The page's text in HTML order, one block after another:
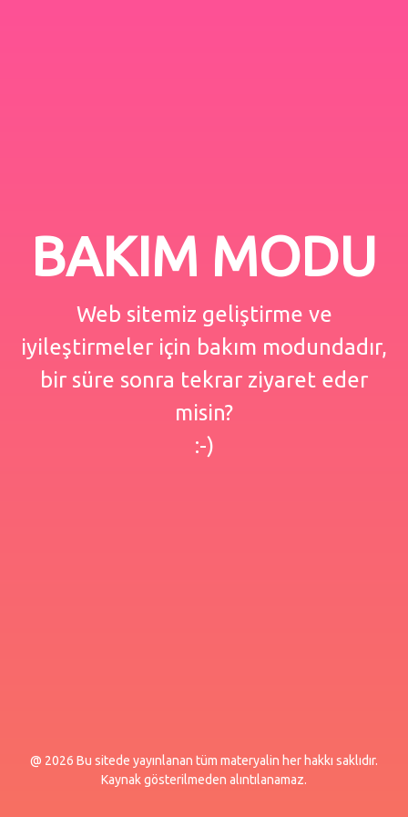
BAKIM MODU
Web sitemiz geliştirme ve
iyileştirmeler için bakım modundadır,
bir süre sonra tekrar ziyaret eder
misin?
:-)
@ 2026 Bu sitede yayınlanan tüm materyalin her hakkı saklıdır.
Kaynak gösterilmeden alıntılanamaz.